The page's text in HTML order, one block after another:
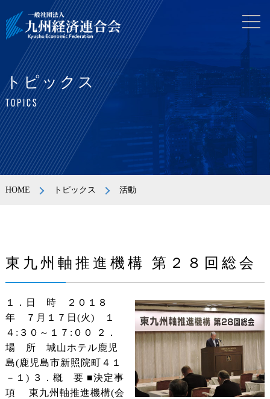
トピックス
TOPICS
HOME トピックス 活動
東九州軸推進機構 第２８回総会
１．日 時 ２０１８
年 ７月１７日(火) １
４:３０～１７:００ ２．
場 所 城山ホテル鹿児
島(鹿児島市新照院町４１
－１) ３．概 要 ■決定事
項 東九州軸推進機構(会